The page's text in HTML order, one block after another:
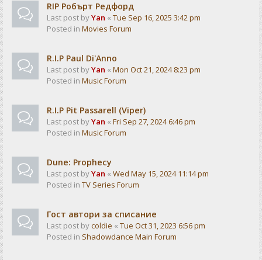
RIP Робърт Редфорд
Last post byYan « Tue Sep 16, 2025 3:42 pm
Posted in Movies Forum
R.I.P Paul Di'Anno
Last post byYan « Mon Oct 21, 2024 8:23 pm
Posted in Music Forum
R.I.P Pit Passarell (Viper)
Last post byYan « Fri Sep 27, 2024 6:46 pm
Posted in Music Forum
Dune: Prophecy
Last post byYan « Wed May 15, 2024 11:14 pm
Posted in TV Series Forum
Гост автори за списание
Last post bycoldie « Tue Oct 31, 2023 6:56 pm
Posted in Shadowdance Main Forum